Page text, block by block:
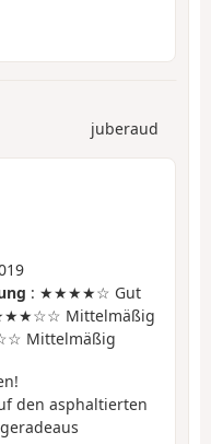
juberaud
: ★★★★☆ Gut
Mittelmäßig
Mittelmäßig
den asphaltierten